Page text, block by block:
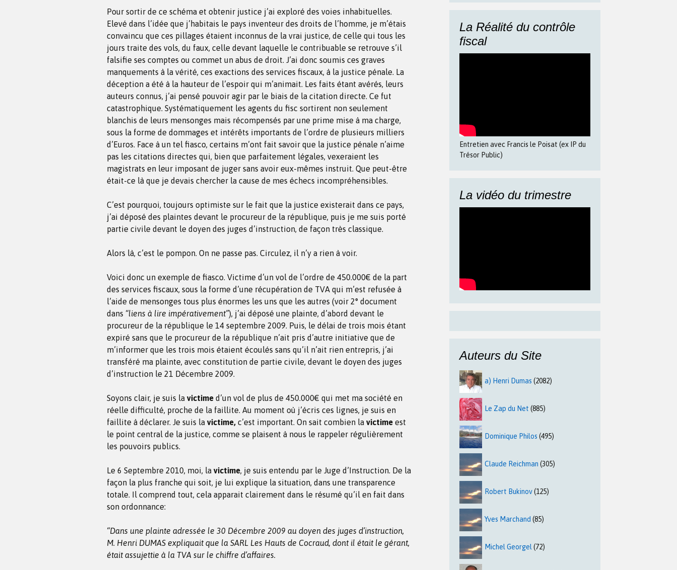
Pour sortir de ce schéma et obtenir justice j’ai exploré des voies inhabituelles.
Elevé dans l’idée que j’habitais le pays inventeur des droits de l’homme, je m’étais
convaincu que ces pillages étaient inconnus de la vrai justice, de celle qui tous les
jours traite des vols, du faux, celle devant laquelle le contribuable se retrouve s’il
falsifie ses comptes ou commet un abus de droit. J’ai donc soumis ces graves
manquements à la vérité, ces exactions des services fiscaux, à la justice pénale. La
déception a été à la hauteur de l’espoir qui m’animait. Les faits étant avérés, leurs
auteurs connus, j’ai pensé pouvoir agir par le biais de la citation directe. Ce fut
catastrophique. Systématiquement les agents du fisc sortirent non seulement
blanchis de leurs mensonges mais récompensés par une prime mise à ma charge,
sous la forme de dommages et intérêts importants de l’ordre de plusieurs milliers
d’Euros. Face à un tel fiasco, certains m’ont fait savoir que la justice pénale n’aime
pas les citations directes qui, bien que parfaitement légales, vexeraient les
magistrats en leur imposant de juger sans avoir eux-mêmes instruit. Que peut-être
était-ce là que je devais chercher la cause de mes échecs incompréhensibles.
C’est pourquoi, toujours optimiste sur le fait que la justice existerait dans ce pays,
j’ai déposé des plaintes devant le procureur de la république, puis je me suis porté
partie civile devant le doyen des juges d’instruction, de façon très classique.
Alors là, c’est le pompon. On ne passe pas. Circulez, il n’y a rien à voir.
Voici donc un exemple de fiasco. Victime d’un vol de l’ordre de 450.000€ de la part
des services fiscaux, sous la forme d’une récupération de TVA qui m’est refusée à
l’aide de mensonges tous plus énormes les uns que les autres (voir 2° document
dans “liens à lire impérativement”), j’ai déposé une plainte, d’abord devant le
procureur de la république le 14 septembre 2009. Puis, le délai de trois mois étant
expiré sans que le procureur de la république n’ait pris d’autre initiative que de
m’informer que les trois mois étaient écoulés sans qu’il n’ait rien entrepris, j’ai
transféré ma plainte, avec constitution de partie civile, devant le doyen des juges
d’instruction le 21 Décembre 2009.
Soyons clair, je suis la victime d’un vol de plus de 450.000€ qui met ma société en
réelle difficulté, proche de la faillite. Au moment où j’écris ces lignes, je suis en
faillite à déclarer. Je suis la victime, c’est important. On sait combien la victime est
le point central de la justice, comme se plaisent à nous le rappeler régulièrement
les pouvoirs publics.
Le 6 Septembre 2010, moi, la victime, je suis entendu par le Juge d’Instruction. De la
façon la plus franche qui soit, je lui explique la situation, dans une transparence
totale. Il comprend tout, cela apparait clairement dans le résumé qu’il en fait dans
son ordonnance:
“Dans une plainte adressée le 30 Décembre 2009 au doyen des juges d’instruction,
M. Henri DUMAS expliquait que la SARL Les Hauts de Cocraud, dont il était le gérant,
était assujettie à la TVA sur le chiffre d’affaires.
La Réalité du contrôle
fiscal
Entretien avec Francis le Poisat (ex IP du
Trésor Public)
La vidéo du trimestre
Auteurs du Site
a) Henri Dumas (2082)
Le Zap du Net (885)
Dominique Philos (495)
Claude Reichman (305)
Robert Bukinov(125)
Yves Marchand (85)
Michel Georgel (72)